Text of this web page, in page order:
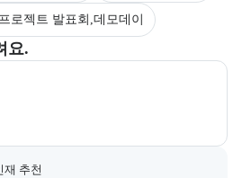
로젝트 발표회,데모데이
요.
보와 추가 안내 내용을 제공한다.
내용을 마크다운 형식으로 제공한다.
재 추천